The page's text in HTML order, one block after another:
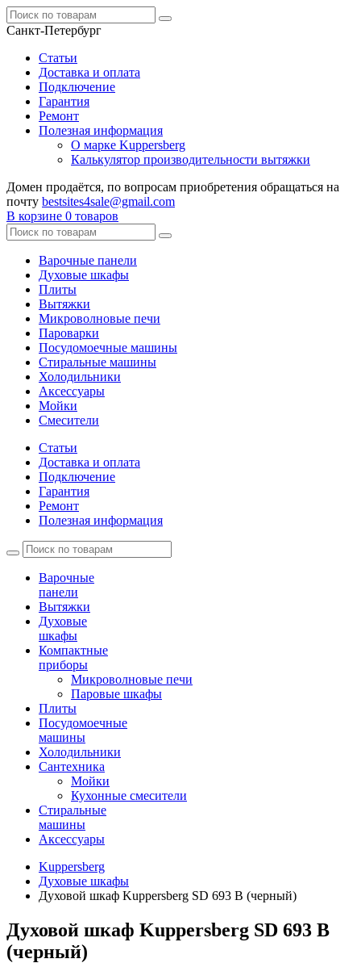
Санкт-Петербург
Статьи
Доставка и оплата
Подключение
Гарантия
Ремонт
Полезная информация
О марке Kuppersberg
Калькулятор производительности вытяжки
Домен продаётся, по вопросам приобретения обращаться на
почту bestsites4sale@gmail.com
В корзине 0 товаров
Варочные панели
Духовые шкафы
Плиты
Вытяжки
Микроволновые печи
Пароварки
Посудомоечные машины
Стиральные машины
Холодильники
Аксессуары
Мойки
Cмесители
Статьи
Доставка и оплата
Подключение
Гарантия
Ремонт
Полезная информация
Варочные
панели
Вытяжки
Духовые
шкафы
Компактные
приборы
Микроволновые печи
Паровые шкафы
Плиты
Посудомоечные
машины
Холодильники
Сантехника
Мойки
Кухонные смесители
Стиральные
машины
Аксессуары
Kuppersberg
Духовые шкафы
Духовой шкаф Kuppersberg SD 693 B (черный)
Духовой шкаф Kuppersberg SD 693 B
(черный)